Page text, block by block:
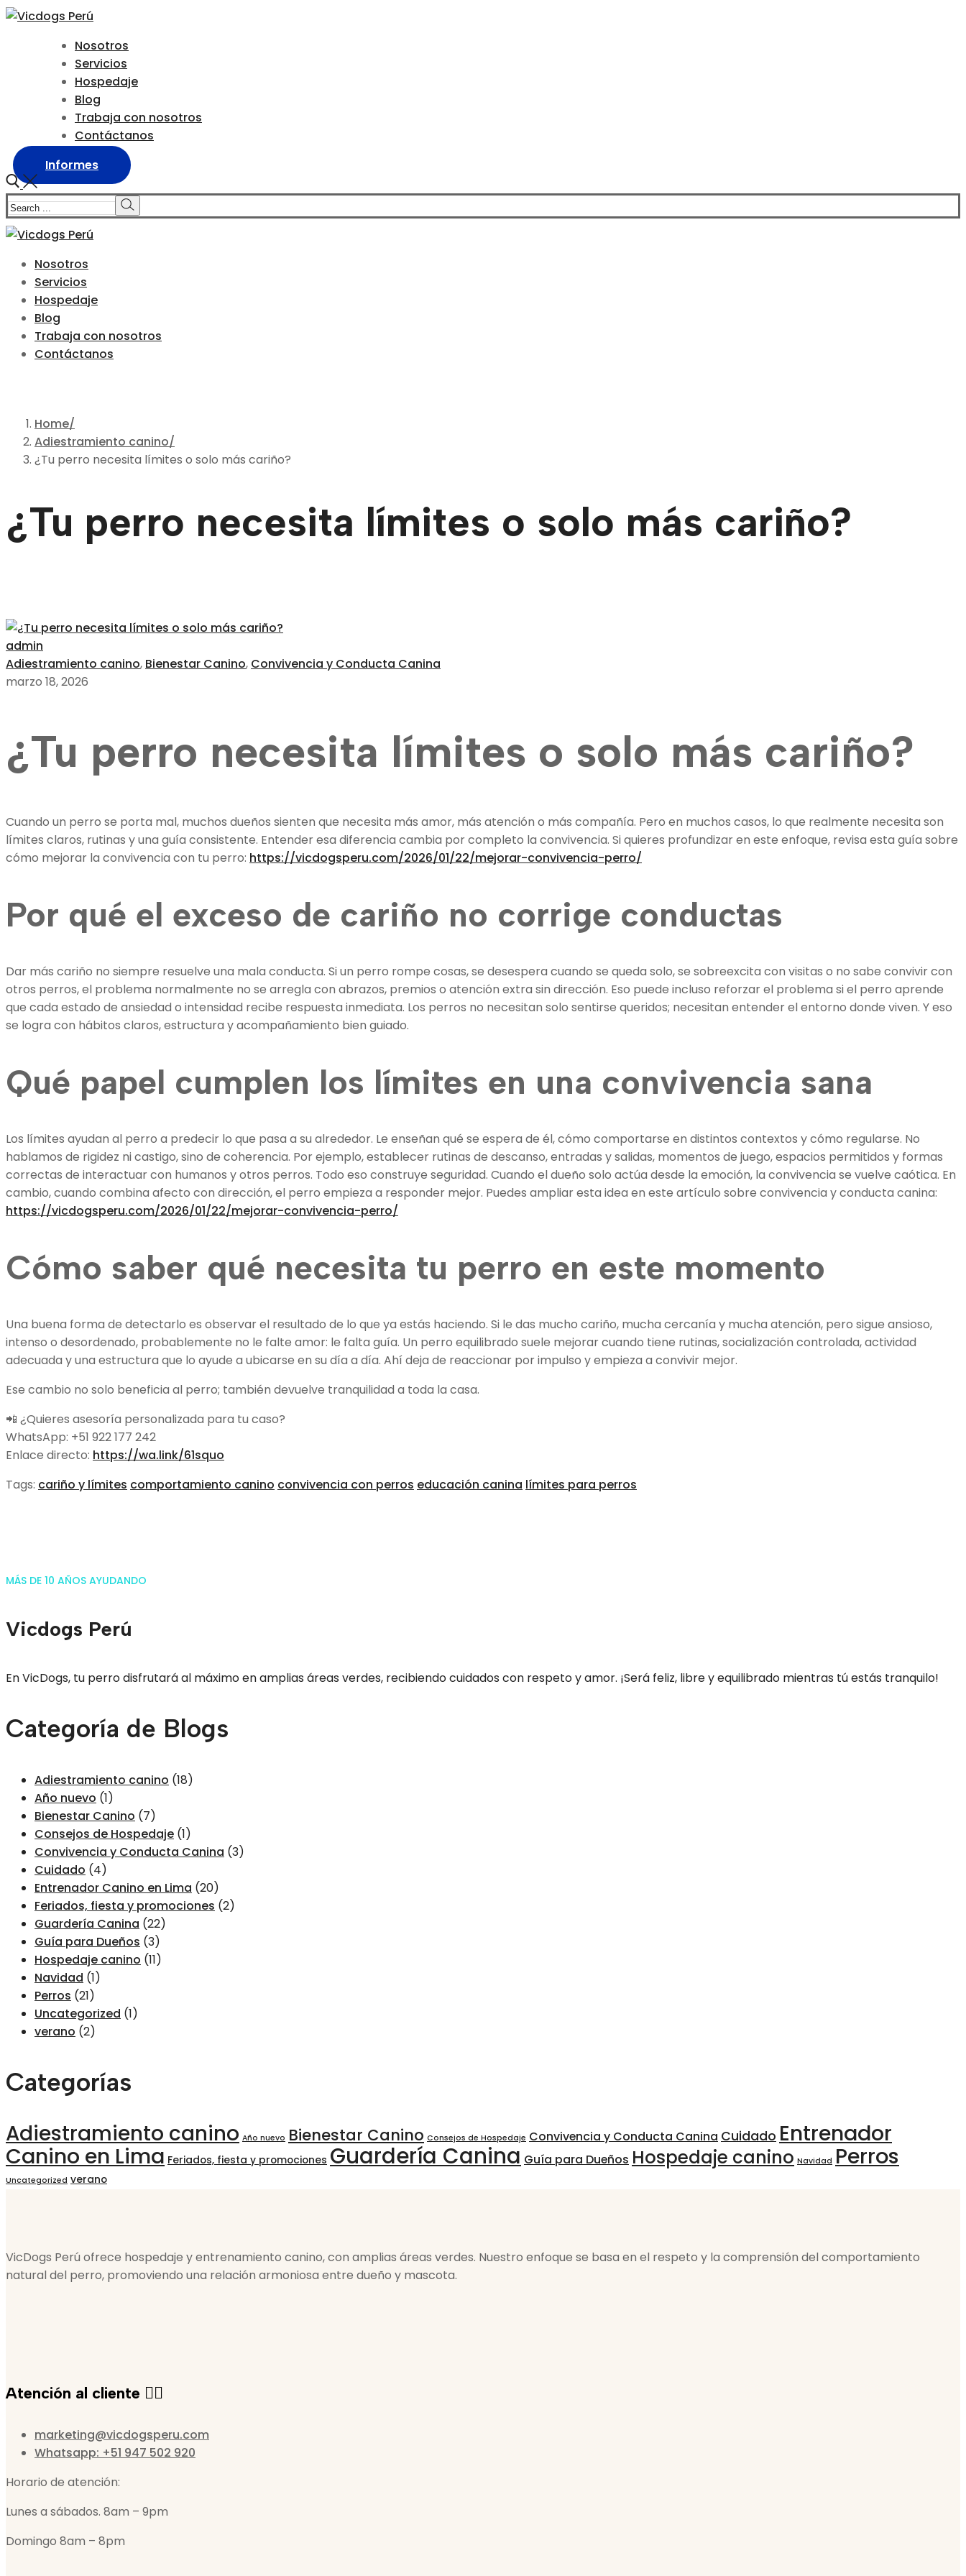
Skip
Menu
Close
Nosotros
Servicios
Hospedaje
Blog
Trabaja con nosotros
Contáctanos
Informes
Search
for:
Nosotros
Servicios
Hospedaje
Blog
Trabaja con nosotros
Contáctanos
Home
Adiestramiento canino
¿Tu perro necesita límites o solo más cariño?
¿Tu perro necesita límites o solo más cariño?
admin
Adiestramiento canino, Bienestar Canino, Convivencia y Conducta Canina
marzo 18, 2026
¿Tu perro necesita límites o solo más cariño?
Cuando un perro se porta mal, muchos dueños sienten que necesita más amor, más atención o más compañía. Pero en muchos casos, lo que realmente necesita son
límites claros, rutinas y una guía consistente. Entender esa diferencia cambia por completo la convivencia. Si quieres profundizar en este enfoque, revisa esta guía sobre
cómo mejorar la convivencia con tu perro: https://vicdogsperu.com/2026/01/22/mejorar-convivencia-perro/
Por qué el exceso de cariño no corrige conductas
Dar más cariño no siempre resuelve una mala conducta. Si un perro rompe cosas, se desespera cuando se queda solo, se sobreexcita con visitas o no sabe convivir con
otros perros, el problema normalmente no se arregla con abrazos, premios o atención extra sin dirección. Eso puede incluso reforzar el problema si el perro aprende
que cada estado de ansiedad o intensidad recibe respuesta inmediata. Los perros no necesitan solo sentirse queridos; necesitan entender el entorno donde viven. Y eso
se logra con hábitos claros, estructura y acompañamiento bien guiado.
Qué papel cumplen los límites en una convivencia sana
Los límites ayudan al perro a predecir lo que pasa a su alrededor. Le enseñan qué se espera de él, cómo comportarse en distintos contextos y cómo regularse. No
hablamos de rigidez ni castigo, sino de coherencia. Por ejemplo, establecer rutinas de descanso, entradas y salidas, momentos de juego, espacios permitidos y formas
correctas de interactuar con humanos y otros perros. Todo eso construye seguridad. Cuando el dueño solo actúa desde la emoción, la convivencia se vuelve caótica. En
cambio, cuando combina afecto con dirección, el perro empieza a responder mejor. Puedes ampliar esta idea en este artículo sobre convivencia y conducta canina:
https://vicdogsperu.com/2026/01/22/mejorar-convivencia-perro/
Cómo saber qué necesita tu perro en este momento
Una buena forma de detectarlo es observar el resultado de lo que ya estás haciendo. Si le das mucho cariño, mucha cercanía y mucha atención, pero sigue ansioso,
intenso o desordenado, probablemente no le falte amor: le falta guía. Un perro equilibrado suele mejorar cuando tiene rutinas, socialización controlada, actividad
adecuada y una estructura que lo ayude a ubicarse en su día a día. Ahí deja de reaccionar por impulso y empieza a convivir mejor.
Ese cambio no solo beneficia al perro; también devuelve tranquilidad a toda la casa.
📲 ¿Quieres asesoría personalizada para tu caso?
WhatsApp: +51 922 177 242
Enlace directo: https://wa.link/61squo
Tags: cariño y límites comportamiento canino convivencia con perros educación canina límites para perros
MÁS DE 10 AÑOS AYUDANDO
Vicdogs Perú
En VicDogs, tu perro disfrutará al máximo en amplias áreas verdes, recibiendo cuidados con respeto y amor. ¡Será feliz, libre y equilibrado mientras tú estás tranquilo!
Categoría de Blogs
Adiestramiento canino (18)
Año nuevo (1)
Bienestar Canino (7)
Consejos de Hospedaje (1)
Convivencia y Conducta Canina (3)
Cuidado (4)
Entrenador Canino en Lima (20)
Feriados, fiesta y promociones (2)
Guardería Canina (22)
Guía para Dueños (3)
Hospedaje canino (11)
Navidad (1)
Perros (21)
Uncategorized (1)
verano (2)
Categorías
Adiestramiento canino Año nuevo Bienestar Canino Consejos de Hospedaje Convivencia y Conducta Canina Cuidado Entrenador
Canino en Lima Feriados, fiesta y promociones Guardería Canina Guía para Dueños Hospedaje canino Navidad Perros
Uncategorized verano
VicDogs Perú ofrece hospedaje y entrenamiento canino, con amplias áreas verdes. Nuestro enfoque se basa en el respeto y la comprensión del comportamiento
natural del perro, promoviendo una relación armoniosa entre dueño y mascota.
Atención al cliente 🙋‍♀️
marketing@vicdogsperu.com
Whatsapp: +51 947 502 920
Horario de atención:
Lunes a sábados. 8am – 9pm
Domingo 8am – 8pm